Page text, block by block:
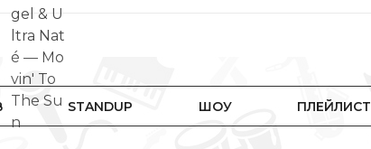
STANDUP ШОУ ПЛЕЙЛИСТ